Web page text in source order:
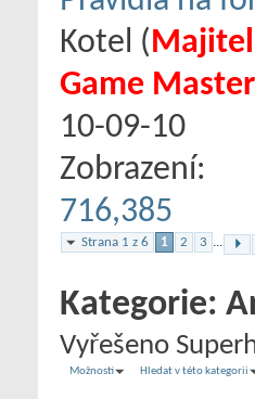
Kotel ‎(Majitel
Game Master
10-09-10
Zobrazení:
716,385
Strana 1 z 6 1 2 3 ...
Kategorie:
Vyřešeno
Možnosti Hledat v této kategorii